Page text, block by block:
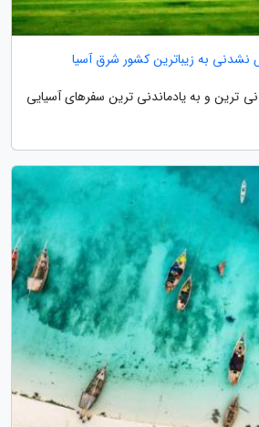
نشدنی به زیباترین کشور شرق آسیا
ترین و به یادماندنی ترین سفرهای آسیایی